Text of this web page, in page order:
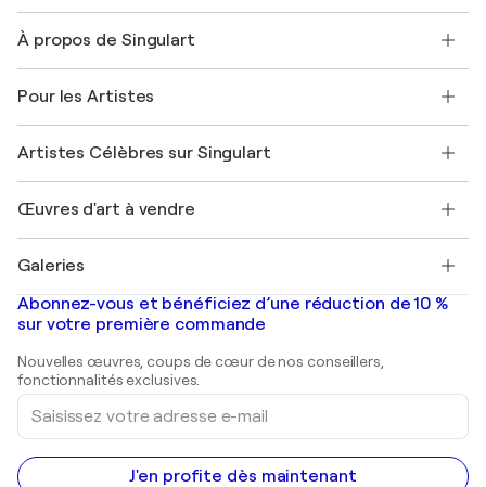
Expédition
Offrir une carte cadeau
Rejoignez notre programme commercial
Mon compte
+33 1 76 44 06 42
À propos de Singulart
FAQ
Magazine Singulart
Emplois
Découvrez une sélection d'art original
Pour les Artistes
Se connecter en tant qu'Artiste
Artistes Célèbres sur Singulart
Marc Chagall
Banksy
Mr. Brainwash
Shepard Fairey
Œuvres d'art à vendre
Tableaux abstraits à vendre
Peintures de paysage
Estampes
Peintures acryliques
Galeries
Galeries d'art en France
Galeries d'art en Belgique
Abonnez-vous et bénéficiez d’une réduction de 10 %
sur votre première commande
Nouvelles œuvres, coups de cœur de nos conseillers,
fonctionnalités exclusives.
Saisissez
votre
adresse
e-
mail
J'en profite dès maintenant